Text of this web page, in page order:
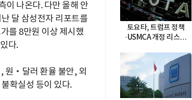
이 나온다. 다만 올해 안
달 삼성전자 리포트를
를 8만원 이상 제시했
다.
원‧달러 환율 불안, 외
확실성 등이 있다.
토요타, 트럼프 정책
·USMCA 개정 리스크